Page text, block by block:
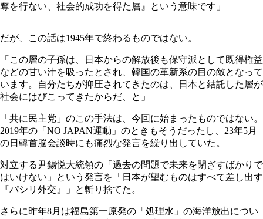
奪を行ない、社会的成功を得た層』という意味です」
だが、この話は1945年で終わるものではない。
「この層の子孫は、日本からの解放後も保守派として既得権益
などの甘い汁を吸ったとされ、韓国の革新系の目の敵となって
います。自分たちが抑圧されてきたのは、日本と結託した層が
社会にはびこってきたからだ、と」
「共に民主党」のこの手法は、今回に始まったものではない。
2019年の「NO JAPAN運動」のときもそうだったし、23年5月
の日韓首脳会談時にも痛烈な発言を繰り出していた。
対立する尹錫悦大統領の「過去の問題で未来を閉ざすばかりで
はいけない」という発言を「日本が望むものはすべて差し出す
『パシリ外交』」と斬り捨てた。
さらに昨年8月は福島第一原発の「処理水」の海洋放出につい